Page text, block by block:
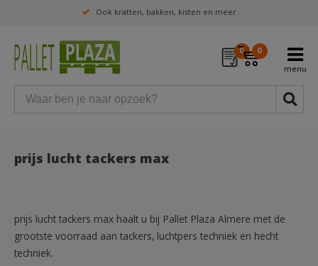
Ook kratten, bakken, kisten en meer
0 0
prijs lucht tackers max
prijs lucht tackers max haalt u bij Pallet Plaza Almere met de
grootste voorraad aan tackers, luchtpers techniek en hecht
techniek.